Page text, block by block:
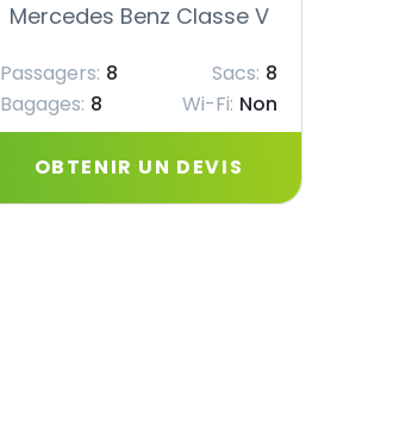
Mercedes Benz Classe V
Passagers: 8 Sacs: 8
Bagages: 8 Wi-Fi: Non
OBTENIR UN DEVIS